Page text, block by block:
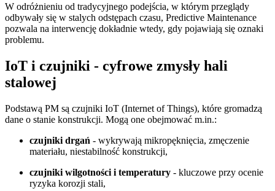
W odróżnieniu od tradycyjnego podejścia, w którym przeglądy
odbywały się w stalych odstępach czasu, Predictive Maintenance
pozwala na interwencję dokładnie wtedy, gdy pojawiają się oznaki
problemu.
IoT i czujniki - cyfrowe zmysły hali
stalowej
Podstawą PM są czujniki IoT (Internet of Things), które gromadzą
dane o stanie konstrukcji. Mogą one obejmować m.in.:
czujniki drgań - wykrywają mikropęknięcia, zmęczenie
materiału, niestabilność konstrukcji,
czujniki wilgotności i temperatury - kluczowe przy ocenie
ryzyka korozji stali,